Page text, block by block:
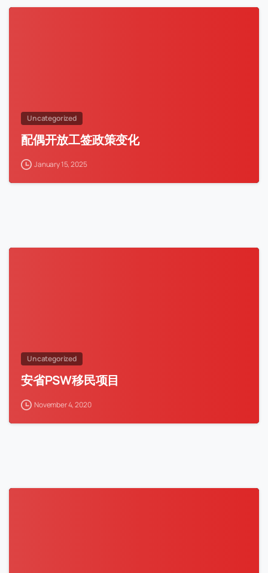
Uncategorized
配偶开放工签政策变化
January 15, 2025
Uncategorized
安省PSW移民项目
November 4, 2020